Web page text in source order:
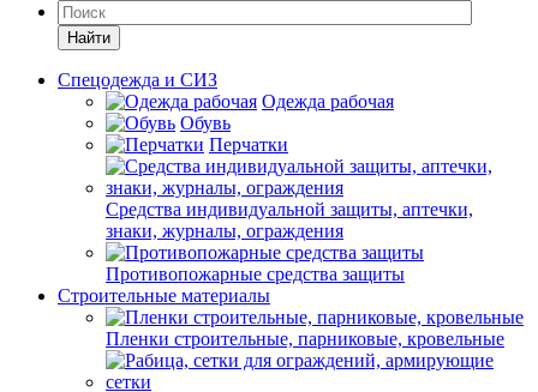
Найти
Спецодежда и СИЗ
Одежда рабочая
Обувь
Перчатки
Средства индивидуальной защиты, аптечки,
знаки, журналы, ограждения
Противопожарные средства защиты
Строительные материалы
Пленки строительные, парниковые, кровельные